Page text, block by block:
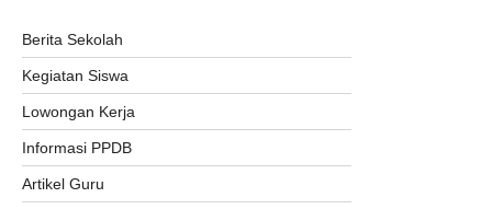
Berita Sekolah
Kegiatan Siswa
Lowongan Kerja
Informasi PPDB
Artikel Guru